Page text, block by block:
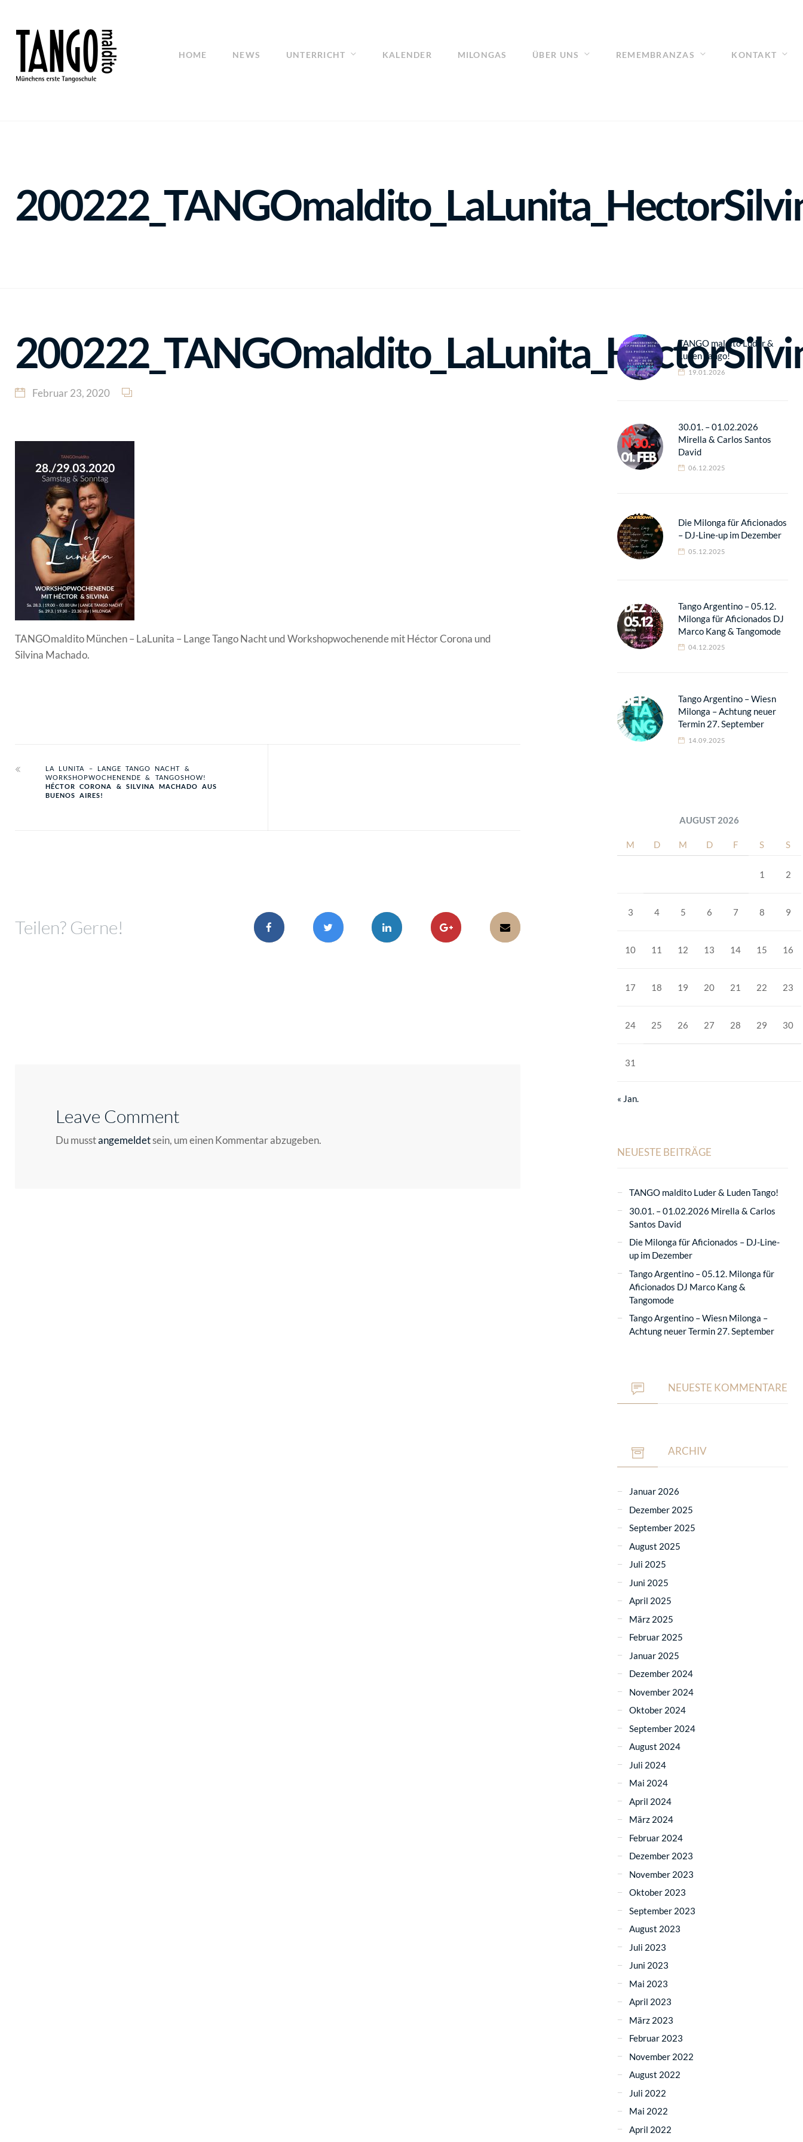
HOME NEWS UNTERRICHT KALENDER MILONGAS ÜBER UNS REMEMBRANZAS KONTAKT
Februar 23, 2020
TANGOmaldito München – LaLunita – Lange Tango Nacht und Workshopwochenende mit Héctor Corona und
Silvina Machado.
LA LUNITA – LANGE TANGO NACHT &
WORKSHOPWOCHENENDE & TANGOSHOW!
HÉCTOR CORONA & SILVINA MACHADO AUS
BUENOS AIRES!
Teilen? Gerne!
Leave Comment
Du musstangemeldetsein, um einen Kommentar abzugeben.
TANGO maldito Luder &
Luden Tango!
19.01.2026
30.01. – 01.02.2026
Mirella & Carlos Santos
David
06.12.2025
Die Milonga für Aficionados
– DJ-Line-up im Dezember
05.12.2025
Tango Argentino – 05.12.
Milonga für Aficionados DJ
Marco Kang & Tangomode
04.12.2025
Tango Argentino – Wiesn
Milonga – Achtung neuer
Termin 27. September
14.09.2025
AUGUST 2026
M D M D F S S
1 2
3 4 5 6 7 8 9
10 11 12 13 14 15 16
17 18 19 20 21 22 23
24 25 26 27 28 29 30
31
« Jan.
NEUESTE BEITRÄGE
TANGO maldito Luder & Luden Tango!
30.01. – 01.02.2026 Mirella & Carlos
Santos David
Die Milonga für Aficionados – DJ-Line-
up im Dezember
Tango Argentino – 05.12. Milonga für
Aficionados DJ Marco Kang &
Tangomode
Tango Argentino – Wiesn Milonga –
Achtung neuer Termin 27. September
NEUESTE KOMMENTARE
ARCHIV
Januar 2026
Dezember 2025
September 2025
August 2025
Juli 2025
Juni 2025
April 2025
März 2025
Februar 2025
Januar 2025
Dezember 2024
November 2024
Oktober 2024
September 2024
August 2024
Juli 2024
Mai 2024
April 2024
März 2024
Februar 2024
Dezember 2023
November 2023
Oktober 2023
September 2023
August 2023
Juli 2023
Juni 2023
Mai 2023
April 2023
März 2023
Februar 2023
November 2022
August 2022
Juli 2022
Mai 2022
April 2022